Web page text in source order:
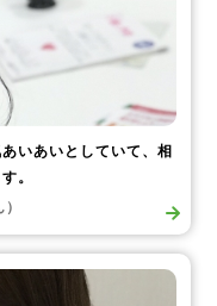
いあいとしていて、相
。